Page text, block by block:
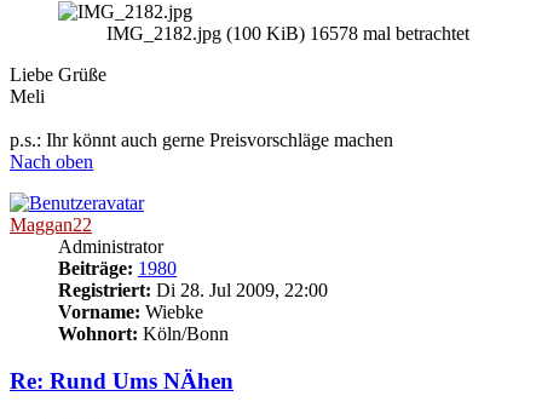
IMG_2182.jpg (100 KiB) 16578 mal betrachtet
Liebe Grüße
Meli
p.s.: Ihr könnt auch gerne Preisvorschläge machen
Nach oben
Maggan22
Administrator
Beiträge: 1980
Registriert: Di 28. Jul 2009, 22:00
Vorname: Wiebke
Wohnort: Köln/Bonn
Re: Rund Ums NÄhen